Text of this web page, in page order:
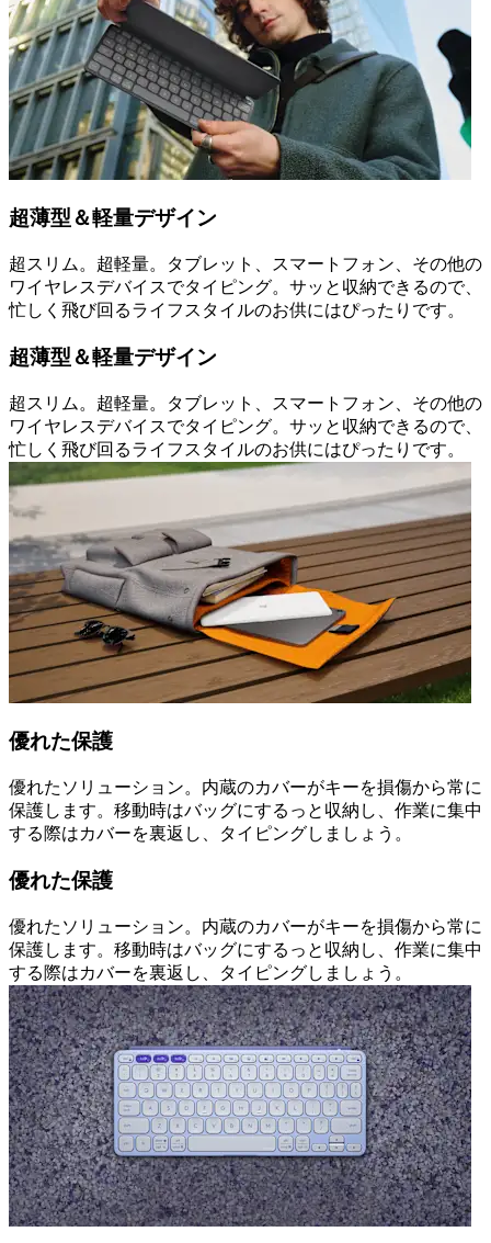
超薄型＆軽量デザイン
超スリム。超軽量。タブレット、スマートフォン、その他の
ワイヤレスデバイスでタイピング。サッと収納できるので、
忙しく飛び回るライフスタイルのお供にはぴったりです。
超薄型＆軽量デザイン
超スリム。超軽量。タブレット、スマートフォン、その他の
ワイヤレスデバイスでタイピング。サッと収納できるので、
忙しく飛び回るライフスタイルのお供にはぴったりです。
優れた保護
優れたソリューション。内蔵のカバーがキーを損傷から常に
保護します。移動時はバッグにするっと収納し、作業に集中
する際はカバーを裏返し、タイピングしましょう。
優れた保護
優れたソリューション。内蔵のカバーがキーを損傷から常に
保護します。移動時はバッグにするっと収納し、作業に集中
する際はカバーを裏返し、タイピングしましょう。